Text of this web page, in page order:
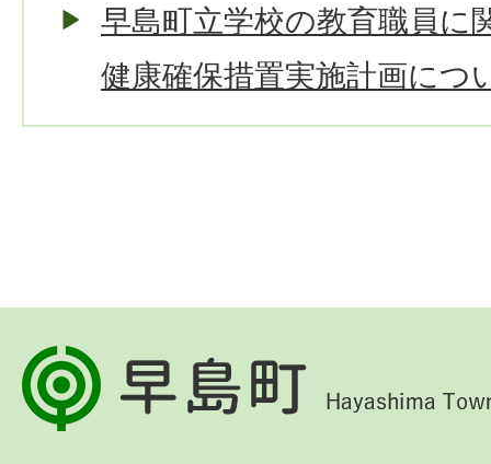
早島町立学校の教育職員に
健康確保措置実施計画につ
早
島